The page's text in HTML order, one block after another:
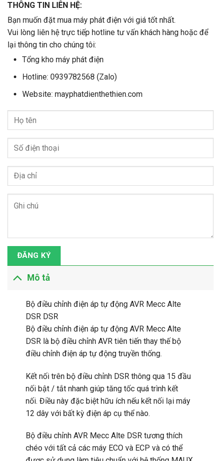
THÔNG TIN LIÊN HỆ:
Bạn muốn đặt mua máy phát điện với giá tốt nhất.
Vui lòng liên hệ trực tiếp hotline tư vấn khách hàng hoặc để
lại thông tin cho chúng tôi:
Tổng kho máy phát điện
Hotline: 0939782568 (Zalo)
Website: mayphatdienthethien.com
ĐĂNG KÝ
Mô tả
Bộ điều chỉnh điện áp tự động AVR Mecc Alte
DSR DSR
Bộ điều chỉnh điện áp tự động AVR Mecc Alte
DSR là bộ điều chỉnh AVR tiên tiến thay thế bộ
điều chỉnh điện áp tự động truyền thống.
Kết nối trên bộ điều chỉnh DSR thông qua 15 đầu
nối bật / tắt nhanh giúp tăng tốc quá trình kết
nối. Điều này đặc biệt hữu ích nếu kết nối lại máy
12 dây với bất kỳ điện áp cụ thể nào.
Bộ điều chỉnh AVR Mecc Alte DSR tương thích
chéo với tất cả các máy ECO và ECP và có thể